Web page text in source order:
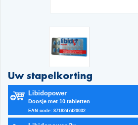
Uw stapelkorting
Libidopower
Doosje met 10 tabletten
EAN code: 8718247420032